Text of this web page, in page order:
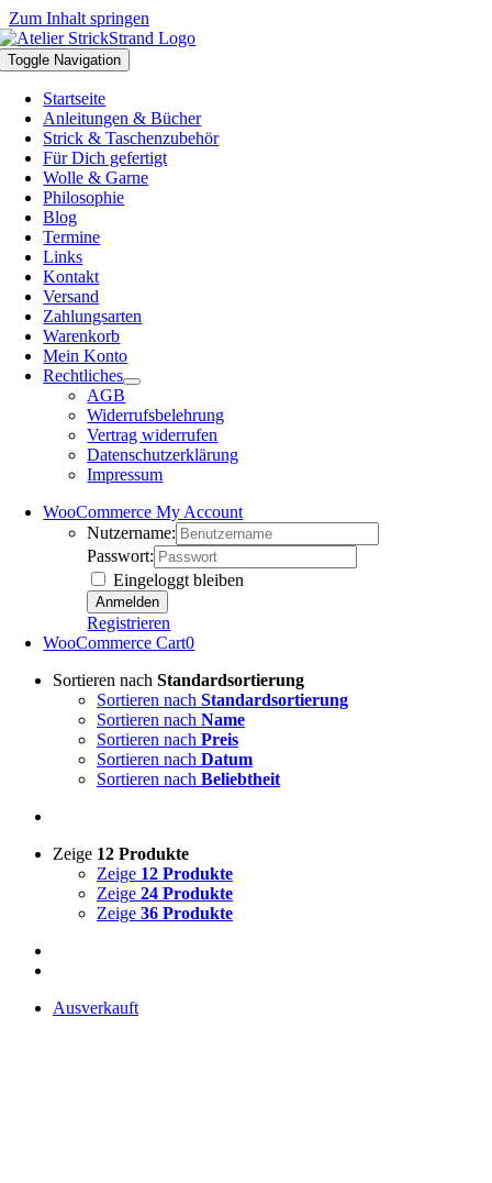
Zum Inhalt springen
Toggle Navigation
Startseite
Anleitungen & Bücher
Strick & Taschenzubehör
Für Dich gefertigt
Wolle & Garne
Philosophie
Blog
Termine
Links
Kontakt
Versand
Zahlungsarten
Warenkorb
Mein Konto
Rechtliches
AGB
Widerrufsbelehrung
Vertrag widerrufen
Datenschutzerklärung
Impressum
WooCommerce My Account
Nutzername:
Passwort:
Eingeloggt bleiben
Registrieren
WooCommerce Cart0
Sortieren nach Standardsortierung
Sortieren nach Standardsortierung
Sortieren nach Name
Sortieren nach Preis
Sortieren nach Datum
Sortieren nach Beliebtheit
Zeige 12 Produkte
Zeige 12 Produkte
Zeige 24 Produkte
Zeige 36 Produkte
Ausverkauft